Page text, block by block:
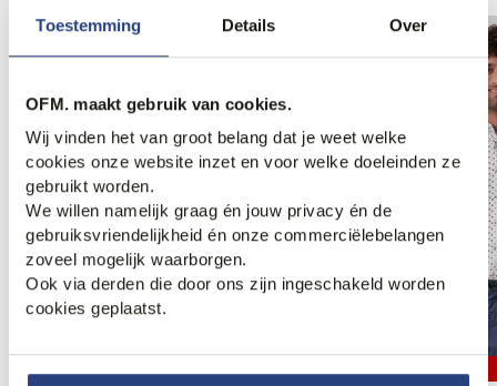
Toestemming Details Over
OFM. maakt gebruik van cookies.
Wij vinden het van groot belang dat je weet welke
cookies onze website inzet en voor welke doeleinden ze
gebruikt worden.
We willen namelijk graag én jouw privacy én de
gebruiksvriendelijkheid én onze commerciëlebelangen
zoveel mogelijk waarborgen.
Ook via derden die door ons zijn ingeschakeld worden
cookies geplaatst.